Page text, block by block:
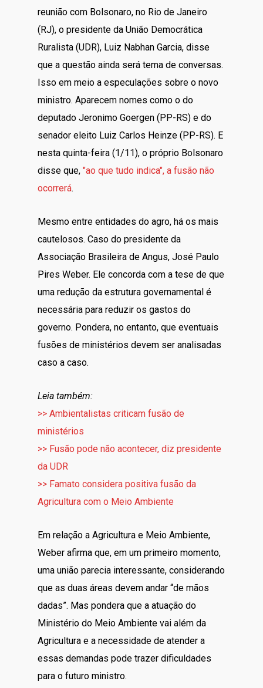
reunião com Bolsonaro, no Rio de Janeiro
(RJ), o presidente da União Democrática
Ruralista (UDR), Luiz Nabhan Garcia, disse
que a questão ainda será tema de conversas.
Isso em meio a especulações sobre o novo
ministro. Aparecem nomes como o do
deputado Jeronimo Goergen (PP-RS) e do
senador eleito Luiz Carlos Heinze (PP-RS). E
nesta quinta-feira (1/11), o próprio Bolsonaro
disse que, "ao que tudo indica", a fusão não
ocorrerá.
Mesmo entre entidades do agro, há os mais
cautelosos. Caso do presidente da
Associação Brasileira de Angus, José Paulo
Pires Weber. Ele concorda com a tese de que
uma redução da estrutura governamental é
necessária para reduzir os gastos do
governo. Pondera, no entanto, que eventuais
fusões de ministérios devem ser analisadas
caso a caso.
Leia também:
>> Ambientalistas criticam fusão de
ministérios
>> Fusão pode não acontecer, diz presidente
da UDR
>> Famato considera positiva fusão da
Agricultura com o Meio Ambiente
Em relação a Agricultura e Meio Ambiente,
Weber afirma que, em um primeiro momento,
uma união parecia interessante, considerando
que as duas áreas devem andar “de mãos
dadas”. Mas pondera que a atuação do
Ministério do Meio Ambiente vai além da
Agricultura e a necessidade de atender a
essas demandas pode trazer dificuldades
para o futuro ministro.